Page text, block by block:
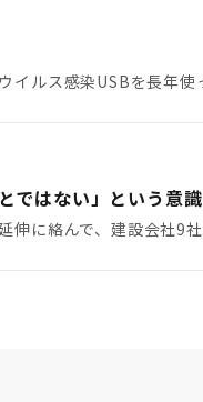
ではない」という意識